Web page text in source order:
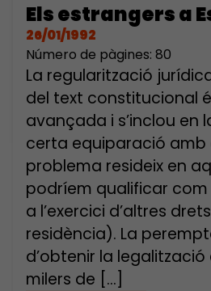
Els estrangers a
26/01/1992
Número de pàgines: 80
La regularització
del text constitucional
avançada i s’inclou en
certa equiparació amb
problema resideix en
podríem qualificar com
a l’exercici d’altres
residència). La
d’obtenir la legalització
milers de […]